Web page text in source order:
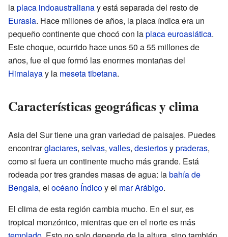
laplaca indoaustralianay está separada del resto de
Eurasia. Hace millones de años, la placa índica era un
pequeño continente que chocó con laplaca euroasiática.
Este choque, ocurrido hace unos 50 a 55 millones de
años, fue el que formó las enormes montañas del
Himalayay la meseta tibetana.
Características geográficas y clima
Asia del Sur tiene una gran variedad de paisajes. Puedes
encontrarglaciares, selvas, valles, desiertosypraderas,
como si fuera un continente mucho más grande. Está
rodeada por tres grandes masas de agua: labahía de
Bengala, el océano Índicoy el mar Arábigo.
El clima de esta región cambia mucho. En el sur, es
tropical monzónico, mientras que en el norte es más